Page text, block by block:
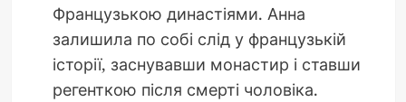
Французькою династіями. Анна
залишила по собі слід у французькій
історії, заснувавши монастир і ставши
регенткою після смерті чоловіка.